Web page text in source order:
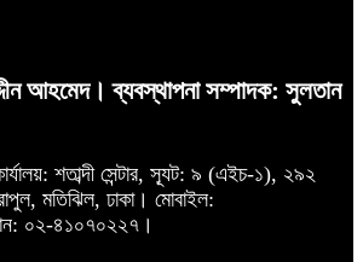
আহমেদ। ব্যবস্থাপনা সম্পাদক: সুলতান
শতাব্দী সেন্টার, স্যূট: ৯ (এইচ-১), ২৯২
মতিঝিল, ঢাকা। মোবাইল:
০২-৪১০৭০২২৭।